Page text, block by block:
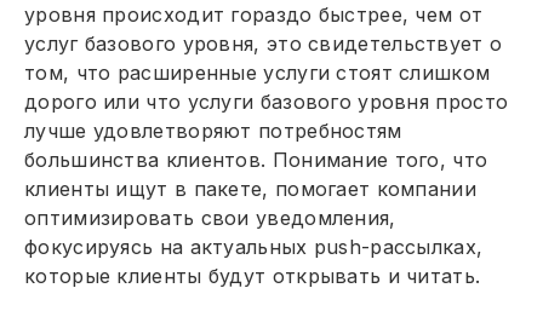
уровня происходит гораздо быстрее, чем от
услуг базового уровня, это свидетельствует о
том, что расширенные услуги стоят слишком
дорого или что услуги базового уровня просто
лучше удовлетворяют потребностям
большинства клиентов. Понимание того, что
клиенты ищут в пакете, помогает компании
оптимизировать свои уведомления,
фокусируясь на актуальных push-рассылках,
которые клиенты будут открывать и читать.